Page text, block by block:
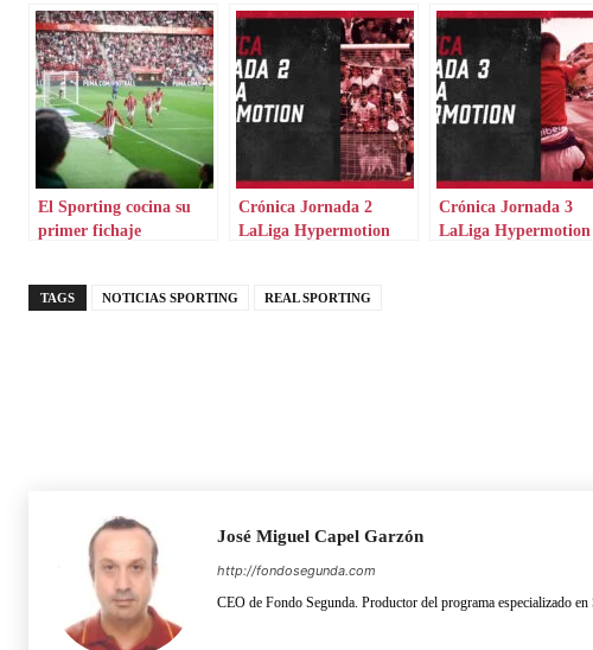
El Sporting cocina su
primer fichaje
Crónica Jornada 2
LaLiga Hypermotion
Crónica Jornada 3
LaLiga Hypermotion
TAGS NOTICIAS SPORTING REAL SPORTING
José Miguel Capel Garzón
http://fondosegunda.com
CEO de Fondo Segunda. Productor del programa especializado